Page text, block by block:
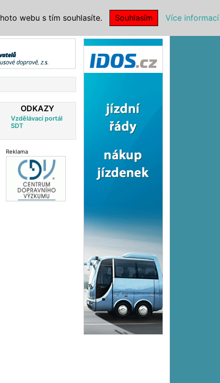
ODKAZY
Vzdělávací portál
SDT
Reklama
webu s tím souhlasíte. Souhlasím Více informací